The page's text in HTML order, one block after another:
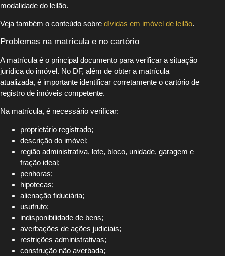
modalidade do leilão.
Veja também o conteúdo sobre dívidas em imóvel de leilão.
Problemas na matrícula e no cartório
A matrícula é o principal documento para verificar a situação
jurídica do imóvel. No DF, além de obter a matrícula
atualizada, é importante identificar corretamente o cartório de
registro de imóveis competente.
Na matrícula, é necessário verificar:
proprietário registrado;
descrição do imóvel;
região administrativa, lote, bloco, unidade, garagem e
fração ideal;
penhoras;
hipotecas;
alienação fiduciária;
usufruto;
indisponibilidade de bens;
averbações de ações judiciais;
restrições administrativas;
construção não averbada;